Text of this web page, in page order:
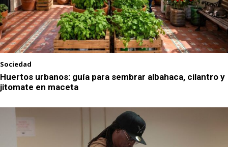
Sociedad
Huertos urbanos: guía para sembrar albahaca, cilantro y
jitomate en maceta